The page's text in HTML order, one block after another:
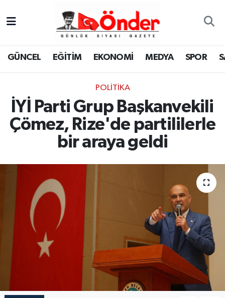
GÜNCEL EĞİTİM EKONOMİ MEDYA SPOR
POLITIKA
İYİ Parti Grup Başkanvekili
Çömez, Rize'de partililerle
bir araya geldi
GÜNCEL
MEDYA
SAĞLIK
KÜLTÜR-SANAT
YAŞAM
RESMİ İLAN
Zonguldak Nöbetçi Eczaneler
Zonguldak Namaz Vakitleri
Zonguldak Trafik Yoğunluk Haritası
TFF 3.Lig 4.Grup Puan Durumu ve Fikstür
Tüm Manşetler
Son Dakika Haberleri
Haber Arşivi